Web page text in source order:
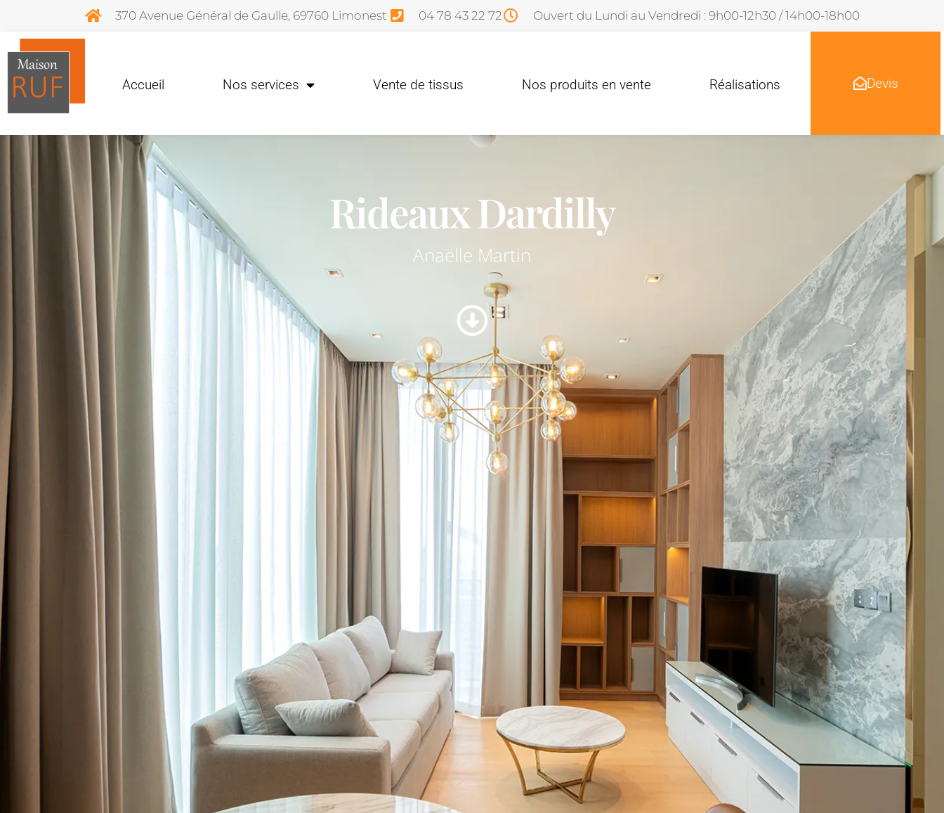
370 Avenue Général de Gaulle, 69760 Limonest 04 78 43 22 72 Ouvert du Lundi au Vendredi : 9h00-12h30 / 14h00-18h00
Accueil Nos services Vente de tissus Nos produits en vente Réalisations Devis
Rideaux Dardilly
Anaëlle Martin